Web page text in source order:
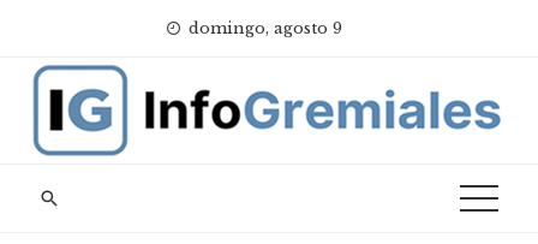
content
domingo, agosto 9